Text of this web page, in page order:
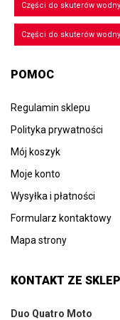
Części do skuterów
Części do skuterów
POMOC
Regulamin sklepu
Polityka prywatności
Mój koszyk
Moje konto
Wysyłka i płatności
Formularz kontaktowy
Mapa strony
KONTAKT ZE
Duo Quatro Moto